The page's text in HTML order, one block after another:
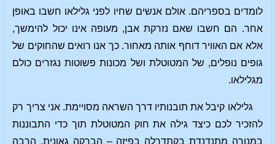
לומדים בספריהם. אולם אנשים שחיו לפני גלילאו חשבו באופן
אחר. הם חשבו שאם נזרקת אבן, מעופה אינו יכול להימשך,
אלא אם האוויר דוחף אותה מאחור. כך אנו רואים שהחוקים של
גופים נופלים, של המטוטלת ושל מכונות פשוטות נגזרים כולם
מגלילאו.
גלילאו קיבל את תובנותיו דרך השראה מסויימת. אני צריך רק
להזכיר לכם כיצד גילה את חוק המטוטלת תוך כדי התבוננות
במנורה מתנדנדת בקתדרלה בפיזה – הברקה גאונית. הרבה